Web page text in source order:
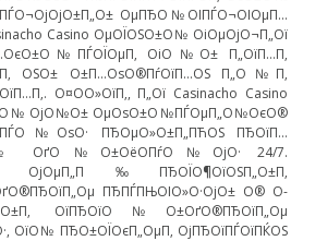
ОµПЂО№ОІПЃО¬ОІОµП…
Casino ОµОЇОЅО±О№ ОіОµОјО¬П„Ої
ОіО№О± П„ОїП…П‚
ОЅО± О±П…ОѕО®ПѓОїП…ОЅ П„О№П‚
О¤О­О»ОїП‚, П„Ої Casinacho Casino
ОјО№О± ОµОѕО±О№ПЃОµП„О№ОєО®
ПЂОµО»О±П„ПЋОЅ ПЂОїП…
ОґО№О±ОёО­ПѓО№ОјО· 24/7.
ПЂПЃПЊОІО»О·ОјО± О® О­
ОїПЂОїО№О±ОґО®ПЂОїП„Оµ
ОїО№ ПЂО±ОЇОєП„ОµП‚ ОјПЂОїПЃОїПЌОЅ